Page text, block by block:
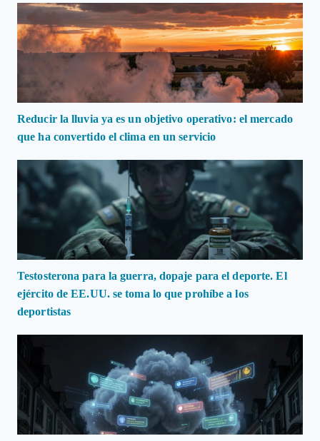
Reducir la lluvia ya es un objetivo operativo: el mercado
que ha convertido el clima en un servicio
Testosterona para la guerra, dopaje para el deporte. El
ejército de EE.UU. se toma lo que prohíbe a los
deportistas